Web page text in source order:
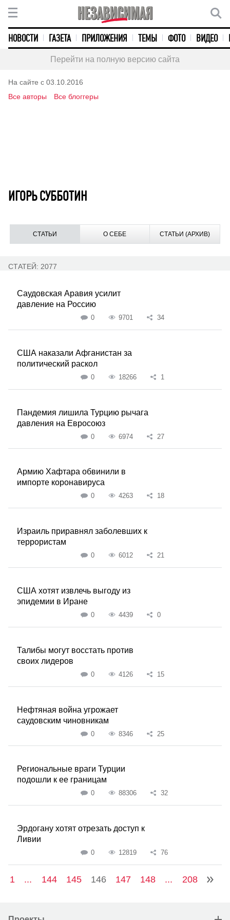
НОВОСТИ ГАЗЕТА ПРИЛОЖЕНИЯ ТЕМЫ ФОТО ВИДЕО
Перейти на полную версию сайта
На сайте с 03.10.2016
Все авторы
Все блоггеры
ИГОРЬ СУББОТИН
СТАТЬИ О СЕБЕ СТАТЬИ (АРХИВ)
СТАТЕЙ: 2077
Саудовская Аравия усилит
давление на Россию
0 9701 34
США наказали Афганистан за
политический раскол
0 18266 1
Пандемия лишила Турцию рычага
давления на Евросоюз
0 6974 27
Армию Хафтара обвинили в
импорте коронавируса
0 4263 18
Израиль приравнял заболевших к
террористам
0 6012 21
США хотят извлечь выгоду из
эпидемии в Иране
0 4439 0
Талибы могут восстать против
своих лидеров
0 4126 15
Нефтяная война угрожает
саудовским чиновникам
0 8346 25
Региональные враги Турции
подошли к ее границам
0 88306 32
Эрдогану хотят отрезать доступ к
Ливии
0 12819 76
1 ... 144 145 146 147 148 ... 208